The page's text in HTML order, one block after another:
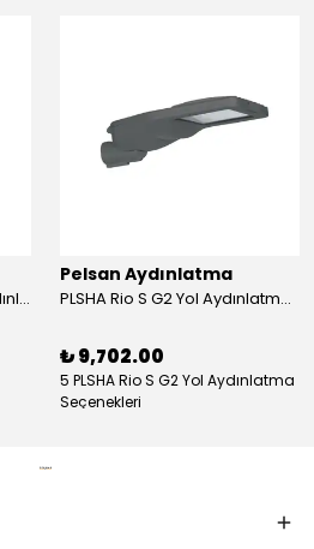
PLSHA Rio XS G3 LED Yol Aydınlatma Armatürü
Pelsan Aydınlatma
PLSHA Rio S G2 Yol Aydınlatma Armatürü
₺ 9,702.00
5 PLSHA Rio S G2 Yol Aydınlatma
Seçenekleri